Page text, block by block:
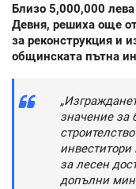
Близо 5,000,000
Девня, решиха още
за реконструкция и
общинската пътна
значение за
за лесен
допълни